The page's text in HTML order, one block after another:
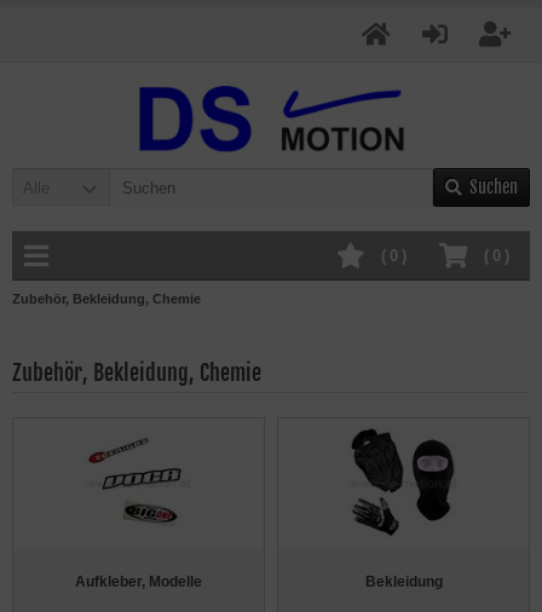
Alle Suchen
( 0 )
( 0 )
Zubehör, Bekleidung, Chemie
Zubehör, Bekleidung, Chemie
Aufkleber, Modelle Bekleidung